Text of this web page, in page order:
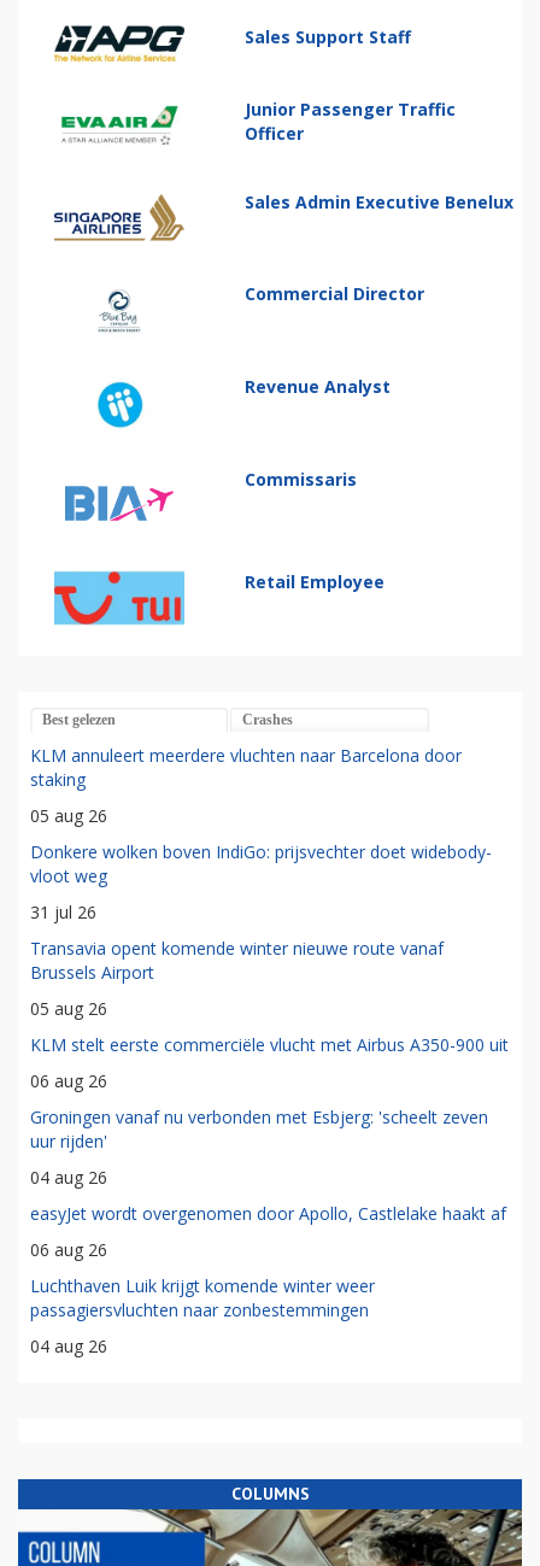
Sales Support Staff
Junior Passenger Traffic
Officer
Sales Admin Executive Benelux
Commercial Director
Revenue Analyst
Commissaris
Retail Employee
Best gelezen Crashes
KLM annuleert meerdere vluchten naar Barcelona door
staking
05 aug 26
Donkere wolken boven IndiGo: prijsvechter doet widebody-
vloot weg
31 jul 26
Transavia opent komende winter nieuwe route vanaf
Brussels Airport
05 aug 26
KLM stelt eerste commerciële vlucht met Airbus A350-900 uit
06 aug 26
Groningen vanaf nu verbonden met Esbjerg: 'scheelt zeven
uur rijden'
04 aug 26
easyJet wordt overgenomen door Apollo, Castlelake haakt af
06 aug 26
Luchthaven Luik krijgt komende winter weer
passagiersvluchten naar zonbestemmingen
04 aug 26
COLUMNS